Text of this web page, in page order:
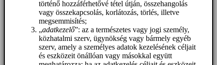
történő hozzáférhetővé tétel útján, összehangolás
vagy összekapcsolás, korlátozás, törlés, illetve
megsemmisítés;
„adatkezelő”: az a természetes vagy jogi személy,
közhatalmi szerv, ügynökség vagy bármely egyéb
szerv, amely a személyes adatok kezelésének céljait
és eszközeit önállóan vagy másokkal együtt